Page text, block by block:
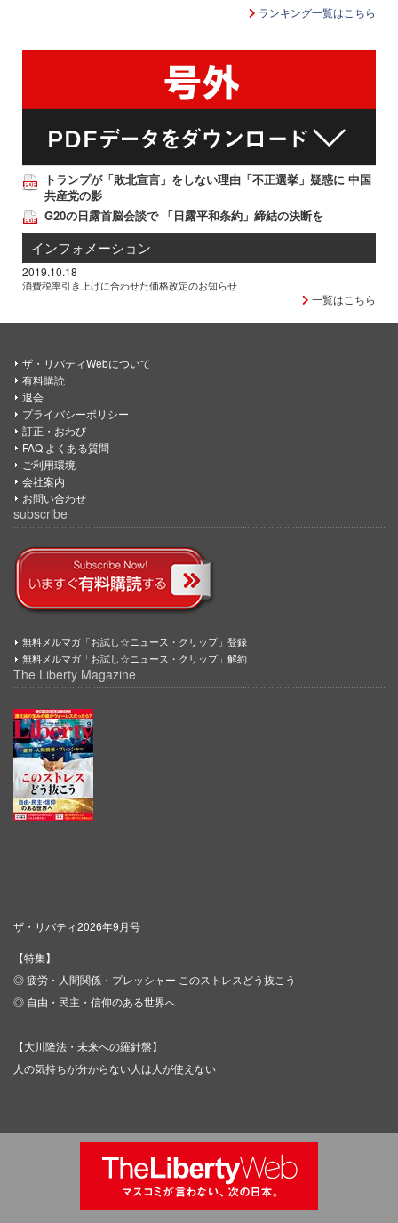
ランキング一覧はこちら
トランプが「敗北宣言」をしない理由「不正選挙」疑惑に 中国
共産党の影
G20の日露首脳会談で 「日露平和条約」締結の決断を
インフォメーション
2019.10.18
消費税率引き上げに合わせた価格改定のお知らせ
一覧はこちら
ザ・リバティWebについて
有料購読
退会
プライバシーポリシー
訂正・おわび
FAQ よくある質問
ご利用環境
会社案内
お問い合わせ
subscribe
無料メルマガ「お試し☆ニュース・クリップ」登録
無料メルマガ「お試し☆ニュース・クリップ」解約
The Liberty Magazine
ザ・リバティ2026年9月号
【特集】
◎ 疲労・人間関係・プレッシャー このストレスどう抜こう
◎ 自由・民主・信仰のある世界へ
【大川隆法・未来への羅針盤】
人の気持ちが分からない人は人が使えない